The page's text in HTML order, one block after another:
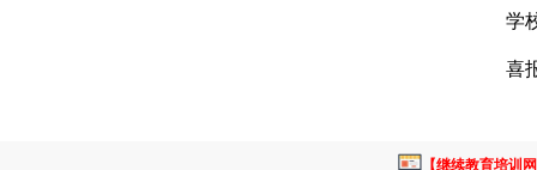
学
喜
【继续教育培训网